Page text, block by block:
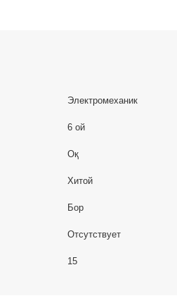
Электромеханик
6 ой
Оқ
Хитой
Бор
Отсутствует
15